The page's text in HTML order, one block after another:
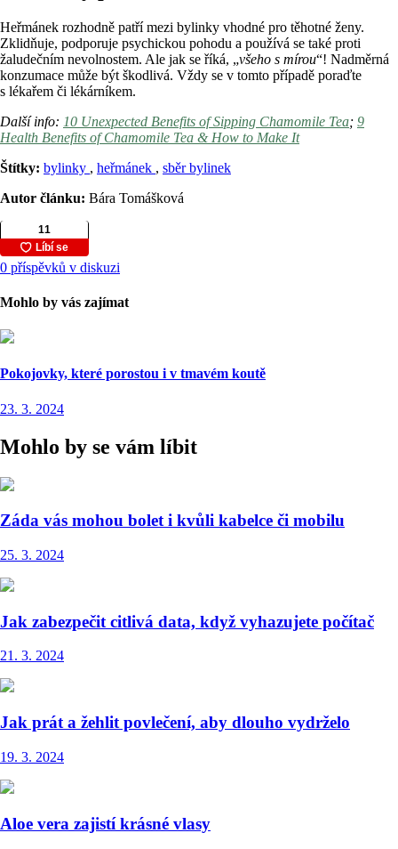
Heřmánek rozhodně patří mezi bylinky vhodné pro těhotné ženy.
Zklidňuje, podporuje psychickou pohodu a používá se také proti
žaludečním nevolnostem. Ale jak se říká, „všeho s mírou“! Nadměrná
konzumace může být škodlivá. Vždy se v tomto případě poraďte
s lékařem či lékárníkem.
Další info: 10 Unexpected Benefits of Sipping Chamomile Tea; 9
Health Benefits of Chamomile Tea & How to Make It
Štítky: bylinky , heřmánek , sběr bylinek
Autor článku: Bára Tomášková
0 příspěvků v diskuzi
Mohlo by vás zajímat
Pokojovky, které porostou i v tmavém koutě
23. 3. 2024
Mohlo by se vám líbit
Záda vás mohou bolet i kvůli kabelce či mobilu
25. 3. 2024
Jak zabezpečit citlivá data, když vyhazujete počítač
21. 3. 2024
Jak prát a žehlit povlečení, aby dlouho vydrželo
19. 3. 2024
Aloe vera zajistí krásné vlasy